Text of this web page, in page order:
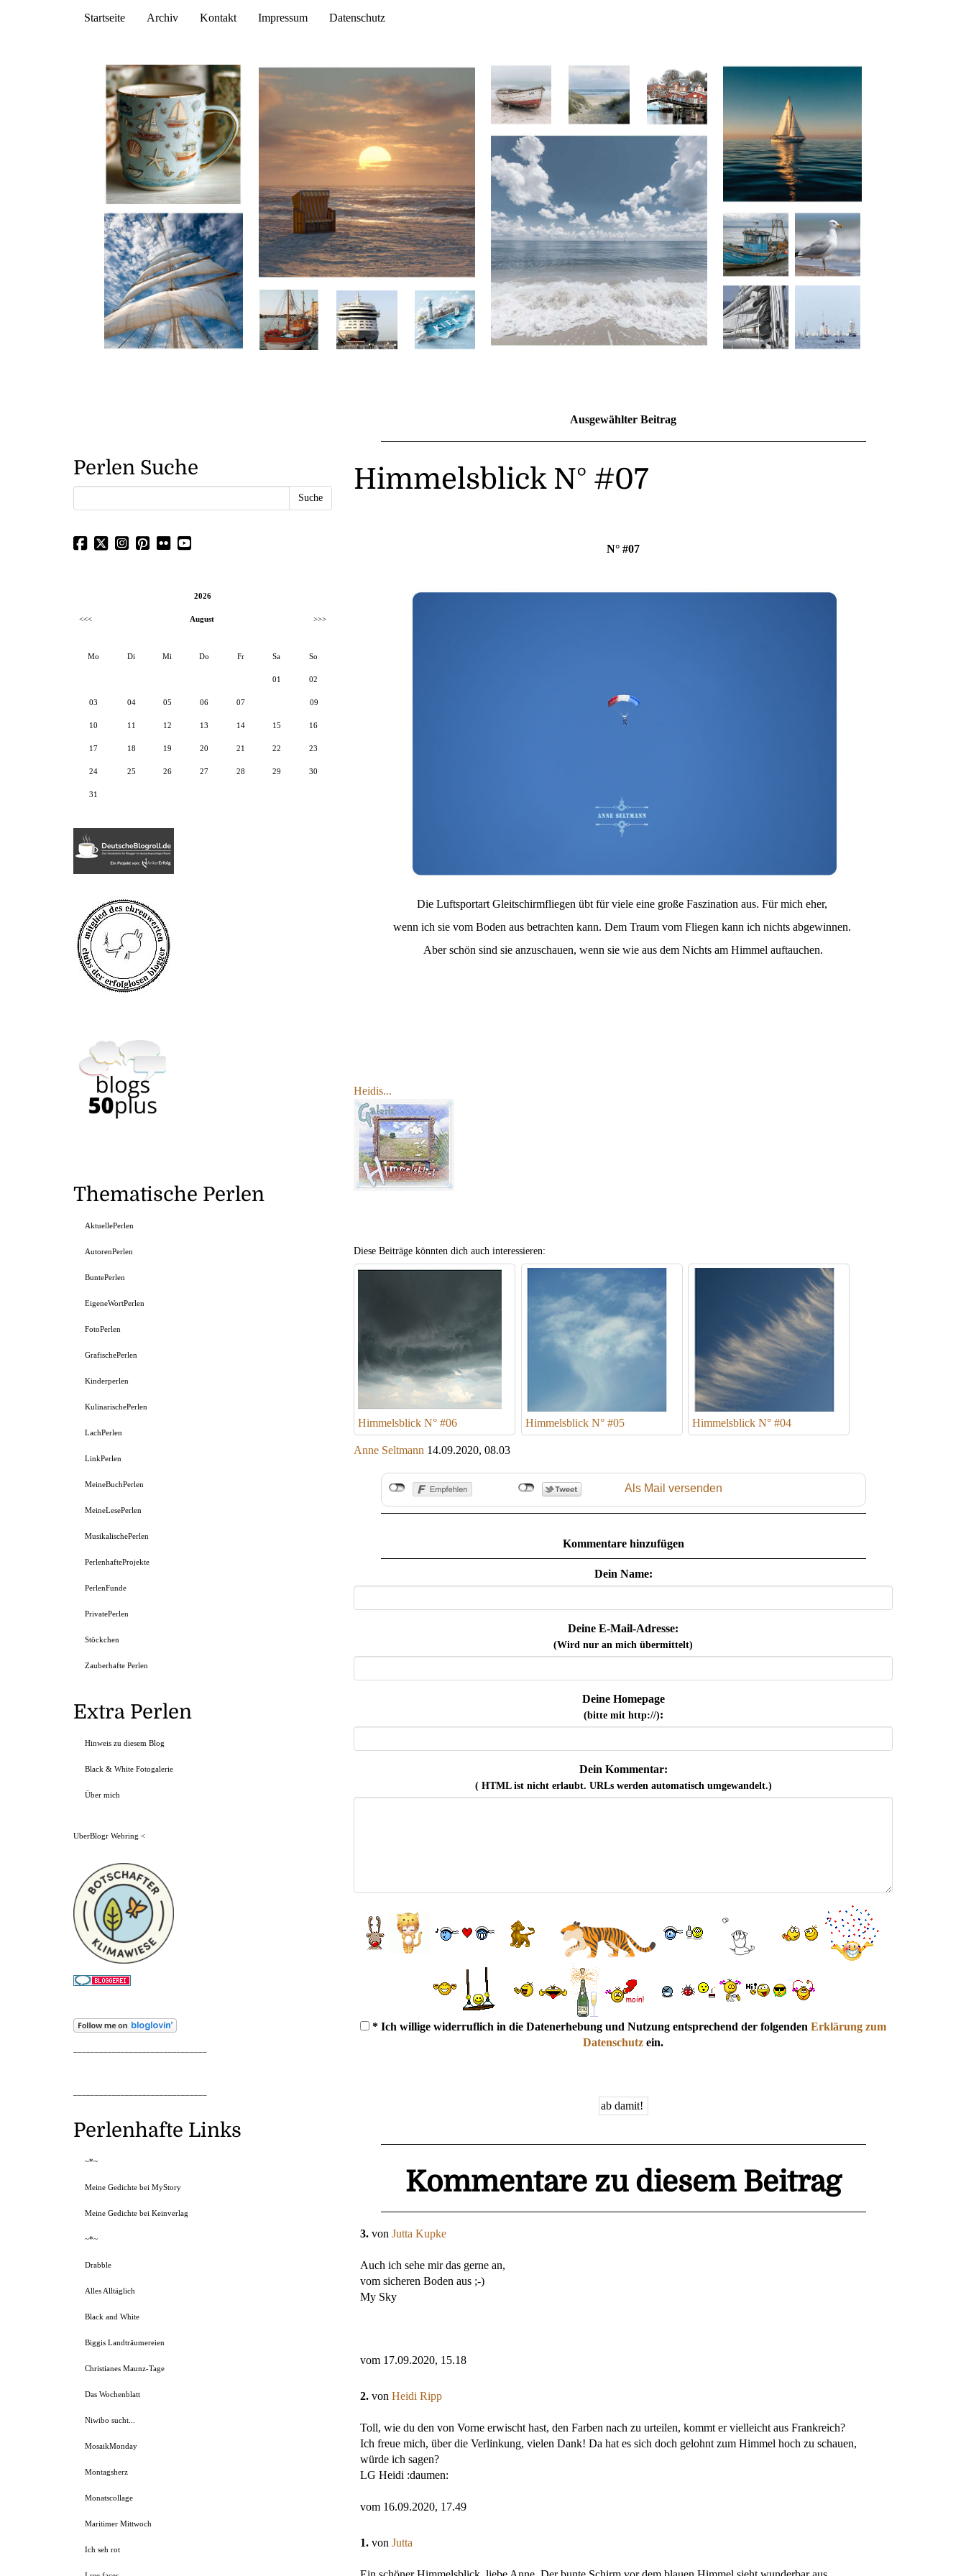
Startseite Archiv Kontakt Impressum Datenschutz
Ausgewählter Beitrag
Himmelsblick N° #07
N° #07
Die Luftsportart Gleitschirmfliegen übt für viele eine große Faszination aus. Für mich eher,
wenn ich sie vom Boden aus betrachten kann. Dem Traum vom Fliegen kann ich nichts abgewinnen.
Aber schön sind sie anzuschauen, wenn sie wie aus dem Nichts am Himmel auftauchen.
Heidis...
Diese Beiträge könnten dich auch interessieren:
Himmelsblick N° #06 Himmelsblick N° #05 Himmelsblick N° #04
Anne Seltmann 14.09.2020, 08.03
Als Mail versenden
Kommentare hinzufügen
Dein Name:
Deine E-Mail-Adresse:
(Wird nur an mich übermittelt)
Deine Homepage
(bitte mit http://):
Dein Kommentar:
( HTML ist nichterlaubt. URLs werden automatisch umgewandelt.)
* Ich willige widerruflich in die Datenerhebung und Nutzung entsprechend der folgenden Erklärung zum
Datenschutz ein.
Kommentare zu diesem Beitrag
3. von Jutta Kupke
Auch ich sehe mir das gerne an,
vom sicheren Boden aus ;-)
My Sky
vom 17.09.2020, 15.18
2. von Heidi Ripp
Toll, wie du den von Vorne erwischt hast, den Farben nach zu urteilen, kommt er vielleicht aus Frankreich?
Ich freue mich, über die Verlinkung, vielen Dank! Da hat es sich doch gelohnt zum Himmel hoch zu schauen,
würde ich sagen?
LG Heidi :daumen:
vom 16.09.2020, 17.49
1. von Jutta
Perlen Suche
2026
<<< August >>>
Mo Di Mi Do Fr Sa So
01 02
03 04 05 06 07 09
10 11 12 13 14 15 16
17 18 19 20 21 22 23
24 25 26 27 28 29 30
31
Thematische Perlen
AktuellePerlen
AutorenPerlen
BuntePerlen
EigeneWortPerlen
FotoPerlen
GrafischePerlen
Kinderperlen
KulinarischePerlen
LachPerlen
LinkPerlen
MeineBuchPerlen
MeineLesePerlen
MusikalischePerlen
PerlenhafteProjekte
PerlenFunde
PrivatePerlen
Stöckchen
Zauberhafte Perlen
Extra Perlen
Hinweis zu diesem Blog
Black & White Fotogalerie
Über mich
UberBlogr Webring <
Perlenhafte Links
~*~
Meine Gedichte bei MyStory
Meine Gedichte bei Keinverlag
~*~
Drabble
Alles Alltäglich
Black and White
Biggis Landträumereien
Christianes Maunz-Tage
Das Wochenblatt
Niwibo sucht...
MosaikMonday
Montagsherz
Monatscollage
Maritimer Mittwoch
Ich seh rot